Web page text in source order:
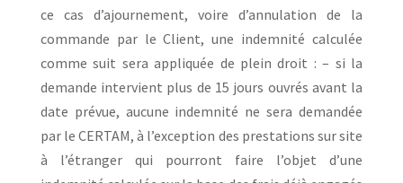
ce cas d’ajournement, voire d’annulation de la
commande par le Client, une indemnité calculée
comme suit sera appliquée de plein droit : – si la
demande intervient plus de 15 jours ouvrés avant la
date prévue, aucune indemnité ne sera demandée
par le CERTAM, à l’exception des prestations sur site
à l’étranger qui pourront faire l’objet d’une